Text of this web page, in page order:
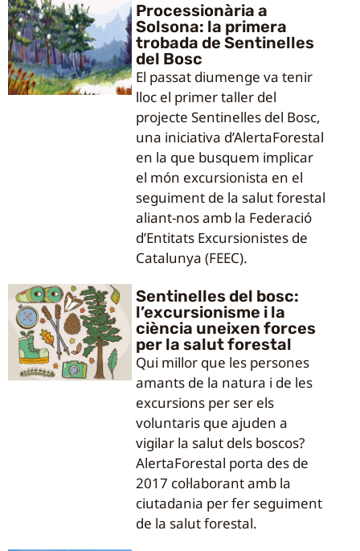
Processionària a
Solsona: la primera
trobada de Sentinelles
del Bosc
El passat diumenge va tenir
lloc el primer taller del
projecte Sentinelles del Bosc,
una iniciativa d’AlertaForestal
en la que busquem implicar
el món excursionista en el
seguiment de la salut forestal
aliant-nos amb la Federació
d’Entitats Excursionistes de
Catalunya (FEEC).
Sentinelles del bosc:
l’excursionisme i la
ciència uneixen forces
per la salut forestal
Qui millor que les persones
amants de la natura i de les
excursions per ser els
voluntaris que ajuden a
vigilar la salut dels boscos?
AlertaForestal porta des de
2017 col·laborant amb la
ciutadania per fer seguiment
de la salut forestal.